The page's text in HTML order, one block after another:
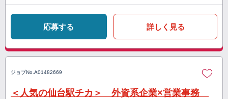
応募する 詳しく見る
ジョブNo. A01482669
＜人気の仙台駅チカ＞ 外資系企業×営業事務